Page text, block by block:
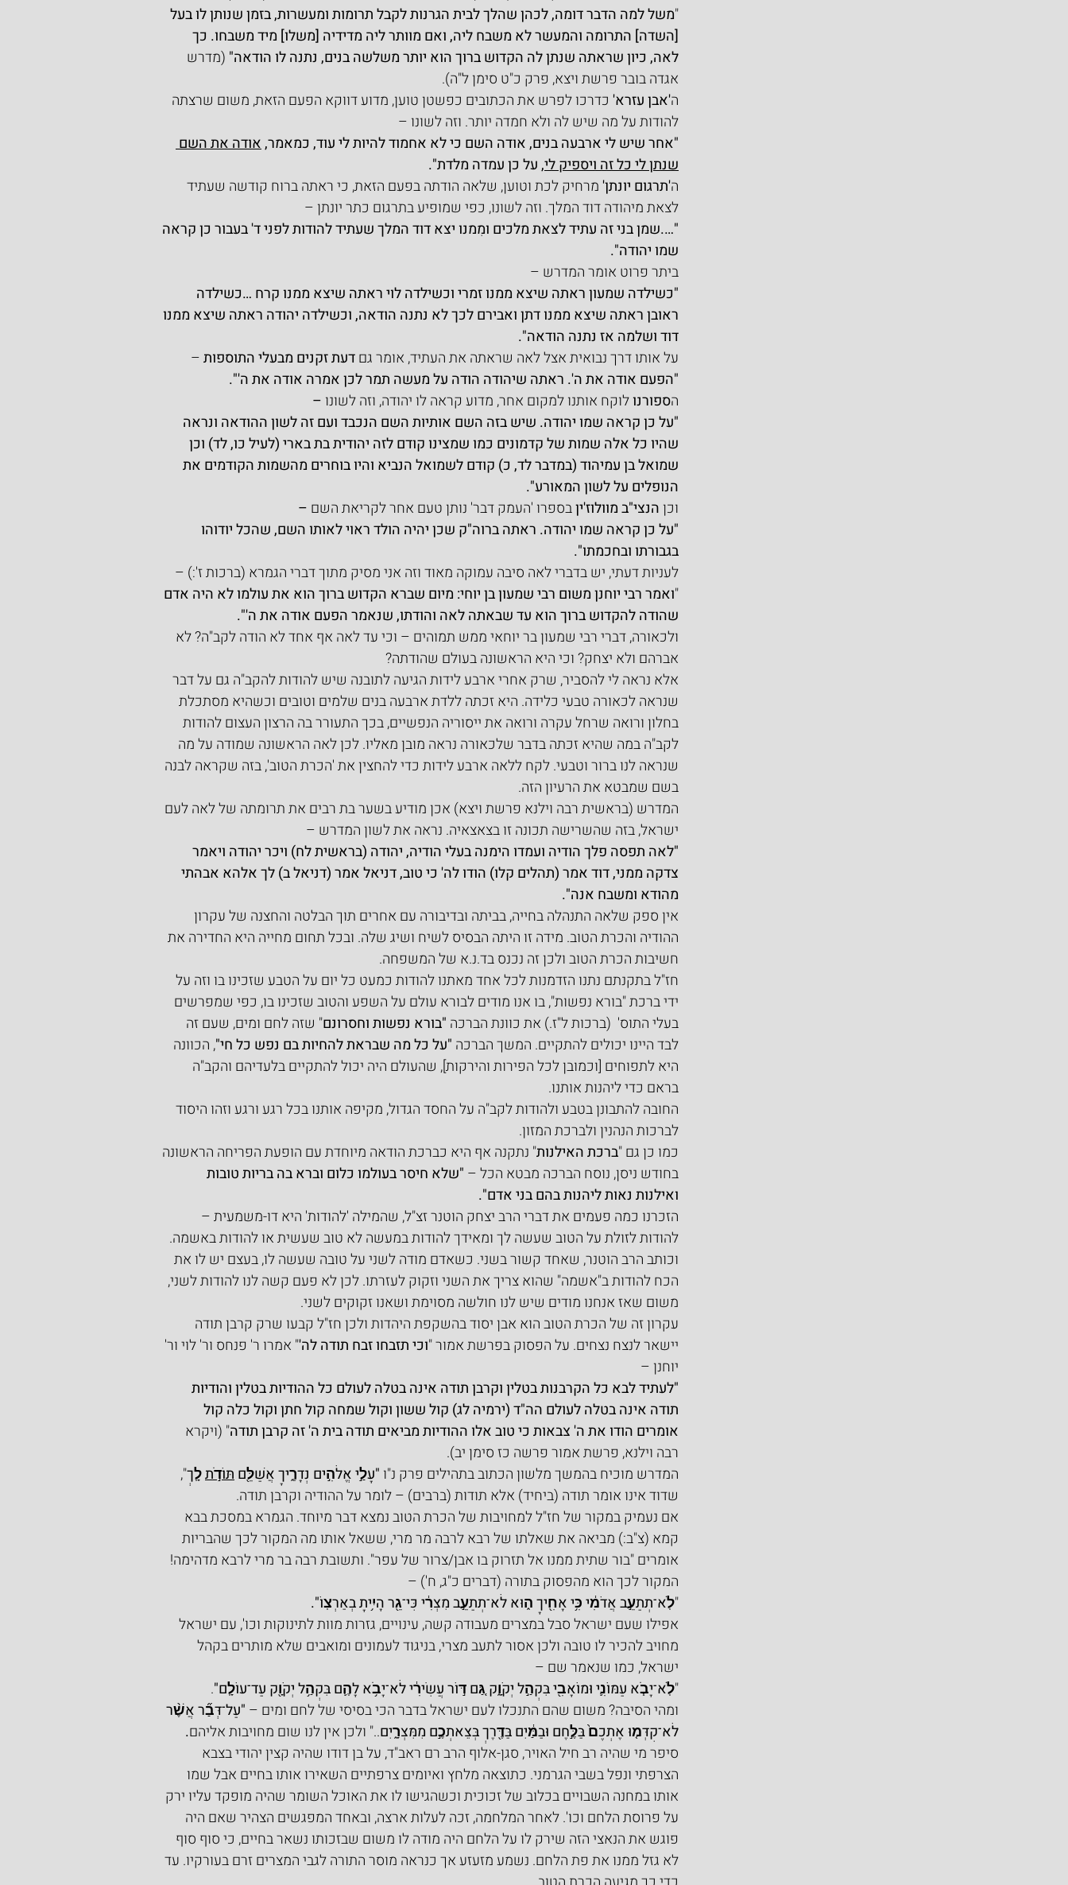
"משל למה הדבר דומה, לכהן שהלך לבית הגרנות לקבל תרומות ומעשרות, בזמן שנותן לו בעל
[השדה] התרומה והמעשר לא משבח ליה, ואם מוותר ליה מדידיה [משלו] מיד משבחו. כך
לאה, כיון שראתה שנתן לה הקדוש ברוך הוא יותר משלשה בנים, נתנה לו הודאה" (מדרש
אגדה בובר פרשת ויצא, פרק כ"ט סימן ל"ה).
ה'אבן עזרא' כדרכו לפרש את הכתובים כפשטן טוען, מדוע דווקא הפעם הזאת, משום שרצתה
להודות על מה שיש לה ולא חמדה יותר. וזה לשונו –
"אחר שיש לי ארבעה בנים, אודה השם כי לא אחמוד להיות לי עוד, כמאמר, אודה את השם
שנתן לי כל זה ויספיק לי, על כן עמדה מלדת".
ה'תרגום יונתן' מרחיק לכת וטוען, שלאה הודתה בפעם הזאת, כי ראתה ברוח קודשה שעתיד
לצאת מיהודה דוד המלך. וזה לשונו, כפי שמופיע בתרגום כתר יונתן –
"….שמן בני זה עתיד לצאת מלכים ומִמנו יצא דוד המלך שעתיד להודות לפני ד' בעבור כן קראה
שמו יהודה".
ביתר פרוט אומר המדרש –
"כשילדה שמעון ראתה שיצא ממנו זמרי וכשילדה לוי ראתה שיצא ממנו קרח …כשילדה
ראובן ראתה שיצא ממנו דתן ואבירם לכך לא נתנה הודאה, וכשילדה יהודה ראתה שיצא ממנו
דוד ושלמה אז נתנה הודאה".
על אותו דרך נבואית אצל לאה שראתה את העתיד, אומר גם דעת זקנים מבעלי התוספות –
"הפעם אודה את ה'. ראתה שיהודה הודה על מעשה תמר לכן אמרה אודה את ה'".
הספורנו לוקח אותנו למקום אחר, מדוע קראה לו יהודה, וזה לשונו –
"על כן קראה שמו יהודה. שיש בזה השם אותיות השם הנכבד ועם זה לשון ההודאה ונראה
שהיו כל אלה שמות של קדמונים כמו שמצינו קודם לזה יהודית בת בארי (לעיל כו, לד) וכן
שמואל בן עמיהוד (במדבר לד, כ) קודם לשמואל הנביא והיו בוחרים מהשמות הקודמים את
הנופלים על לשון המאורע".
וכן הנצי"ב מוולוז'ין בספרו 'העמק דבר' נותן טעם אחר לקריאת השם –
"על כן קראה שמו יהודה. ראתה ברוה"ק שכן יהיה הולד ראוי לאותו השם, שהכל יודוהו
בגבורתו ובחכמתו".
לעניות דעתי, יש בדברי לאה סיבה עמוקה מאוד וזה אני מסיק מתוך דברי הגמרא (ברכות ז':) –
"ואמר רבי יוחנן משום רבי שמעון בן יוחי: מיום שברא הקדוש ברוך הוא את עולמו לא היה אדם
שהודה להקדוש ברוך הוא עד שבאתה לאה והודתו, שנאמר הפעם אודה את ה'".
ולכאורה, דברי רבי שמעון בר יוחאי ממש תמוהים – וכי עד לאה אף אחד לא הודה לקב"ה? לא
אברהם ולא יצחק? וכי היא הראשונה בעולם שהודתה?
אלא נראה לי להסביר, שרק אחרי ארבע לידות הגיעה לתובנה שיש להודות להקב"ה גם על דבר
שנראה לכאורה טבעי כלידה. היא זכתה ללדת ארבעה בנים שלמים וטובים וכשהיא מסתכלת
בחלון ורואה שרחל עקרה ורואה את ייסוריה הנפשיים, בכך התעורר בה הרצון העצום להודות
לקב"ה במה שהיא זכתה בדבר שלכאורה נראה מובן מאליו. לכן לאה הראשונה שמודה על מה
שנראה לנו ברור וטבעי. לקח ללאה ארבע לידות כדי להחצין את 'הכרת הטוב', בזה שקראה לבנה
בשם שמבטא את הרעיון הזה.
המדרש (בראשית רבה וילנא פרשת ויצא) אכן מודיע בשער בת רבים את תרומתה של לאה לעם
ישראל, בזה שהשרישה תכונה זו בצאצאיה. נראה את לשון המדרש –
"לאה תפסה פלך הודיה ועמדו הימנה בעלי הודיה, יהודה (בראשית לח) ויכר יהודה ויאמר
צדקה ממני, דוד אמר (תהלים קלו) הודו לה' כי טוב, דניאל אמר (דניאל ב) לך אלהא אבהתי
מהודא ומשבח אנה".
אין ספק שלאה התנהלה בחייה, בביתה ובדיבורה עם אחרים תוך הבלטה והחצנה של עקרון
ההודיה והכרת הטוב. מידה זו היתה הבסיס לשיח ושיג שלה. ובכל תחום מחייה היא החדירה את
חשיבות הכרת הטוב ולכן זה נכנס בד.נ.א של המשפחה.
חז"ל בתקנתם נתנו הזדמנות לכל אחד מאתנו להודות כמעט כל יום על הטבע שזכינו בו וזה על
ידי ברכת "בורא נפשות", בו אנו מודים לבורא עולם על השפע והטוב שזכינו בו, כפי שמפרשים
בעלי התוס'  (ברכות ל"ז.) את כוונת הברכה "בורא נפשות וחסרונם" שזה לחם ומים, שעם זה
לבד היינו יכולים להתקיים. המשך הברכה "על כל מה שבראת להחיות בם נפש כל חי", הכוונה
היא לתפוחים [וכמובן לכל הפירות והירקות], שהעולם היה יכול להתקיים בלעדיהם והקב"ה
בראם כדי ליהנות אותנו.
החובה להתבונן בטבע ולהודות לקב"ה על החסד הגדול, מקיפה אותנו בכל רגע ורגע וזהו היסוד
לברכות הנהנין ולברכת המזון.
כמו כן גם "ברכת האילנות" נתקנה אף היא כברכת הודאה מיוחדת עם הופעת הפריחה הראשונה
בחודש ניסן, נוסח הברכה מבטא הכל – "שלא חיסר בעולמו כלום וברא בה בריות טובות
ואילנות נאות ליהנות בהם בני אדם".
הזכרנו כמה פעמים את דברי הרב יצחק הוטנר זצ"ל, שהמילה 'להודות' היא דו-משמעית –
להודות לזולת על הטוב שעשה לך ומאידך להודות במעשה לא טוב שעשית או להודות באשמה.
וכותב הרב הוטנר, שאחד קשור בשני. כשאדם מודה לשני על טובה שעשה לו, בעצם יש לו את
הכח להודות ב"אשמה" שהוא צריך את השני וזקוק לעזרתו. לכן לא פעם קשה לנו להודות לשני,
משום שאז אנחנו מודים שיש לנו חולשה מסוימת ושאנו זקוקים לשני.
עקרון זה של הכרת הטוב הוא אבן יסוד בהשקפת היהדות ולכן חז"ל קבעו שרק קרבן תודה
יישאר לנצח נצחים. על הפסוק בפרשת אמור "וכי תזבחו זבח תודה לה'" אמרו ר' פנחס ור' לוי ור'
יוחנן –
"לעתיד לבא כל הקרבנות בטלין וקרבן תודה אינה בטלה לעולם כל ההודיות בטלין והודיות
תודה אינה בטלה לעולם הה"ד (ירמיה לג) קול ששון וקול שמחה קול חתן וקול כלה קול
אומרים הודו את ה' צבאות כי טוב אלו ההודיות מביאים תודה בית ה' זה קרבן תודה" (ויקרא
רבה וילנא, פרשת אמור פרשה כז סימן יב).
המדרש מוכיח בהמשך מלשון הכתוב בתהילים פרק נ"ו "עָלַ֣י אֱלֹהִ֣ים נְדָרֶ֑יךָ אֲשַׁלֵּ֖ם תּוֹדֹ֣ת לָֽךְ",
שדוד אינו אומר תודה (ביחיד) אלא תודות (ברבים) – לומר על ההודיה וקרבן תודה.
אם נעמיק במקור של חז"ל למחויבות של הכרת הטוב נמצא דבר מיוחד. הגמרא במסכת בבא
קמא (צ"ב:) מביאה את שאלתו של רבא לרבה מר מרי, ששאל אותו מה המקור לכך שהבריות
אומרים "בור שתית ממנו אל תזרוק בו אבן/צרור של עפר". ותשובת רבה בר מרי לרבא מדהימה!
המקור לכך הוא מהפסוק בתורה (דברים כ"ג, ח') –
"לֹֽא־תְתַעֵ֣ב אֲדֹמִ֔י כִּ֥י אָחִ֖יךָ ה֑וּא לֹא־תְתַעֵ֣ב מִצְרִ֔י כִּי־גֵ֖ר הָיִ֥יתָ בְאַרְצֽוֹ".
אפילו שעם ישראל סבל במצרים מעבודה קשה, עינויים, גזרות מוות לתינוקות וכו', עם ישראל
מחויב להכיר לו טובה ולכן אסור לתעב מצרי, בניגוד לעמונים ומואבים שלא מותרים בקהל
ישראל, כמו שנאמר שם –
"לֹֽא־יָבֹ֧א עַמּוֹנִ֛י וּמוֹאָבִ֖י בִּקְהַ֣ל יְקֹוָ֑ק גַּ֚ם דּ֣וֹר עֲשִׂירִ֔י לֹא־יָבֹ֥א לָהֶ֛ם בִּקְהַ֥ל יְקֹוָ֖ק עַד־עוֹלָֽם".
ומהי הסיבה? משום שהם התנכלו לעם ישראל בדבר הכי בסיסי של לחם ומים – "עַל־דְּבַ֞ר אֲשֶׁ֨ר
לֹא־קִדְּמ֤וּ אֶתְכֶם֙ בַּלֶּ֣חֶם וּבַמַּ֔יִם בַּדֶּ֖רֶךְ בְּצֵאתְכֶ֣ם מִמִּצְרָ֑יִם.." ולכן אין לנו שום מחויבות אליהם.
סיפר מי שהיה רב חיל האויר, סגן-אלוף הרב רם ראב"ד, על בן דודו שהיה קצין יהודי בצבא
הצרפתי ונפל בשבי הגרמני. כתוצאה מלחץ ואיומים צרפתיים השאירו אותו בחיים אבל שמו
אותו במחנה השבויים בכלוב של זכוכית וכשהגישו לו את האוכל השומר שהיה מופקד עליו ירק
על פרוסת הלחם וכו'. לאחר המלחמה, זכה לעלות ארצה, ובאחד המפגשים הצהיר שאם היה
פוגש את הנאצי הזה שירק לו על הלחם היה מודה לו משום שבזכותו נשאר בחיים, כי סוף סוף
לא גזל ממנו את פת הלחם. נשמע מזעזע אך כנראה מוסר התורה לגבי המצרים זרם בעורקיו. עד